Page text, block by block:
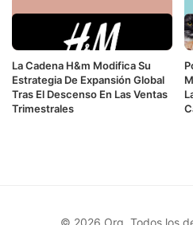
La Cadena H&m Modifica Su
Estrategia De Expansión Global
Tras El Descenso En Las Ventas
Trimestrales
© 2026 Org. Todos los